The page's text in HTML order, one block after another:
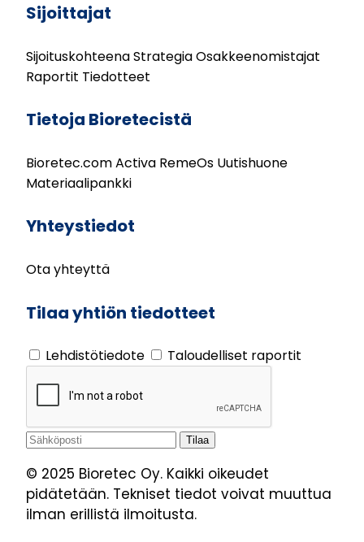
Sijoittajat
SijoituskohteenaStrategiaOsakkeenomistajat
Raportit Tiedotteet
Tietoja Bioretecistä
Bioretec.comActiva RemeOs Uutishuone
Materiaalipankki
Yhteystiedot
Ota yhteyttä
Tilaa yhtiön tiedotteet
Lehdistötiedote Taloudelliset raportit
© 2025 Bioretec Oy. Kaikki oikeudet
pidätetään. Tekniset tiedot voivat muuttua
ilman erillistä ilmoitusta.